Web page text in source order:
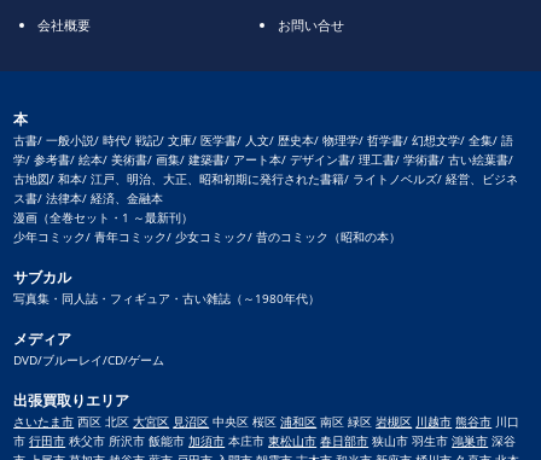
会社概要 お問い合せ
本
古書/ 一般小説/ 時代/ 戦記/ 文庫/ 医学書/ 人文/ 歴史本/ 物理学/ 哲学書/ 幻想文学/ 全集/ 語
学/ 参考書/ 絵本/ 美術書/ 画集/ 建築書/ アート本/ デザイン書/ 理工書/ 学術書/ 古い絵葉書/
古地図/ 和本/ 江戸、明治、大正、昭和初期に発行された書籍/ ライトノベルズ/ 経営、ビジネ
ス書/ 法律本/ 経済、金融本
漫画（全巻セット・1 ～最新刊）
少年コミック/ 青年コミック/ 少女コミック/ 昔のコミック（昭和の本）
サブカル
写真集・同人誌・フィギュア・古い雑誌（～1980年代）
メディア
DVD/ブルーレイ/CD/ゲーム
出張買取りエリア
さいたま市 西区 北区大宮区 見沼区 中央区 桜区浦和区 南区 緑区岩槻区 川越市 熊谷市 川口
市行田市 秩父市 所沢市 飯能市加須市 本庄市東松山市 春日部市 狭山市 羽生市鴻巣市 深谷